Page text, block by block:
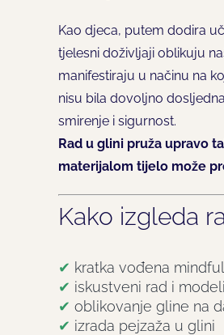
Kao djeca, putem dodira
tjelesni doživljaji oblikuju
manifestiraju u načinu na
nisu bila dovoljno
smirenje i sigurnost.
Rad u glini pruža upravo
materijalom tijelo može
Kako izgleda
✔ kratka vođena
✔ iskustveni rad i
✔ oblikovanje gline na
✔ izrada pejzaža u glini